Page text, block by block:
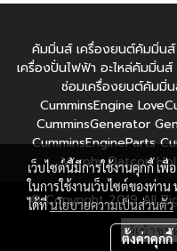
คัมมิ่นส์ เครื่องยนต์คัมมิ่นส์
เครื่องปั่นไฟฟ้า อะไหล่คัมมิ่น
ซ่อมเครื่องยนต์คัมมิ่น
CumminsEngine
CumminsGenerator
CumminsEngineParts
Murphy Datcon
© Copyright 2019 All
ผู้เข้าชม
เว็บไซต์นี้มีการใช้งานคุกกี้ เ
ในการใช้งานเว็บไซต์ของท่า
ได้ที่นโยบายความเป็นส่วนตัว
ตั้งค่าคุกกี้